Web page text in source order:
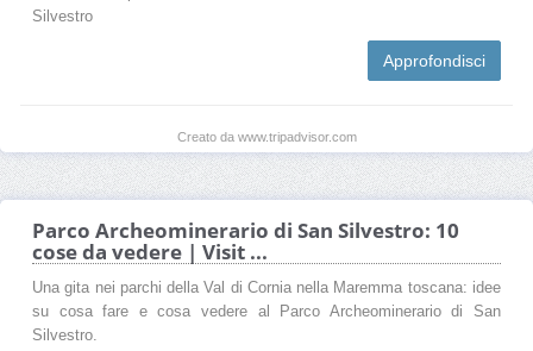
Silvestro
Approfondisci
Creato da www.tripadvisor.com
Parco Archeominerario di San Silvestro: 10
cose da vedere | Visit ...
Una gita nei parchi della Val di Cornia nella Maremma toscana: idee
su cosa fare e cosa vedere al Parco Archeominerario di San
Silvestro.